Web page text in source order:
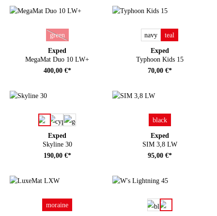
Exped
MegaMat Duo 10 LW+
auswählen
green
(Diese Option ist zurzeit nicht verfügbar.)
400,00 €*
Exped
Typhoon Kids 15
Farbeauswählen
navy teal
70,00 €*
Exped
Skyline 30
Farbeauswählen
190,00 €*
Exped
SIM 3,8 LW
Farbeauswählen
black
95,00 €*
Farbeauswählen
moraine auswählen